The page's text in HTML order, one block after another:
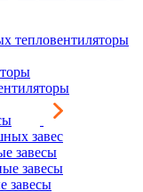
тепловентиляторы
завес
завесы
завесы
завесы